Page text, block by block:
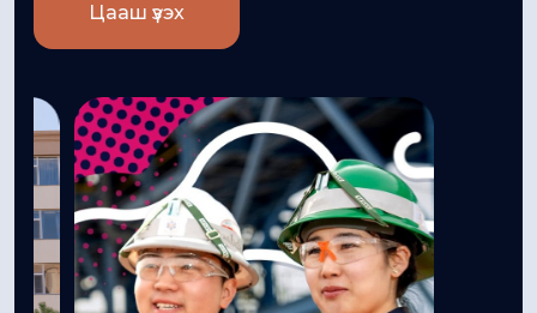
Цааш үзэх